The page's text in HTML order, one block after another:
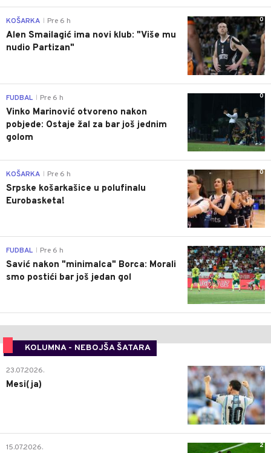
0
KOŠARKA Pre 6 h
Alen Smailagić ima novi klub: "Više mu
nudio Partizan"
0
FUDBAL Pre 6 h
Vinko Marinović otvoreno nakon
pobjede: Ostaje žal za bar još jednim
golom
0
KOŠARKA Pre 6 h
Srpske košarkašice u polufinalu
Eurobasketa!
0
FUDBAL Pre 6 h
Savić nakon "minimalca" Borca: Morali
smo postići bar još jedan gol
KOLUMNA - NEBOJŠA ŠATARA
0
23.07.2026.
Mesi(ja)
2
15.07.2026.